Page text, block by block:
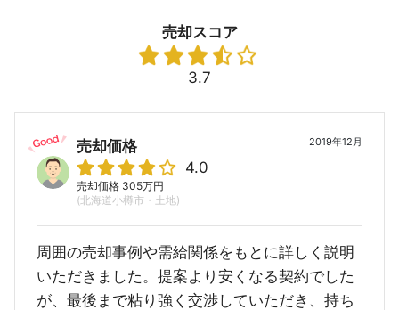
売却スコア
3.7
2019年12月
売却価格
4.0
売却価格 305万円
(北海道小樽市・土地)
周囲の売却事例や需給関係をもとに詳しく説明
いただきました。提案より安くなる契約でした
が、最後まで粘り強く交渉していただき、持ち